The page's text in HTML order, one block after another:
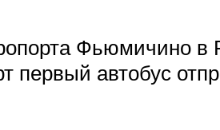
Фьюмичино
первый автобус